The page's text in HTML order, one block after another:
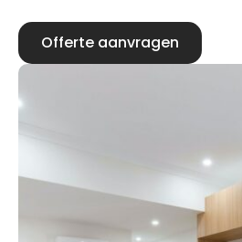
Offerte aanvragen